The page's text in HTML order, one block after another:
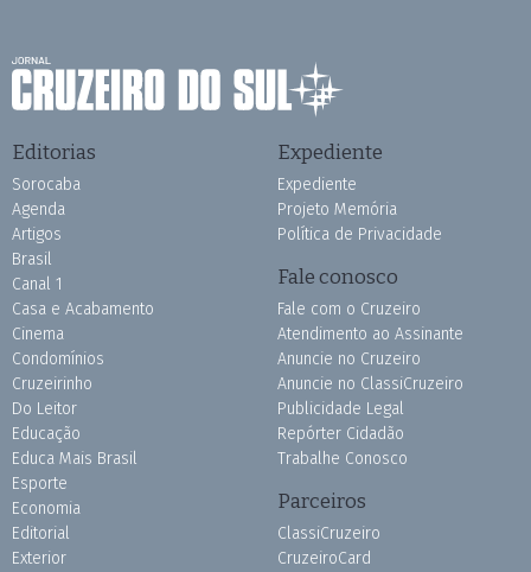
Editorias
Sorocaba
Agenda
Artigos
Brasil
Canal 1
Casa e Acabamento
Cinema
Condomínios
Cruzeirinho
Do Leitor
Educação
Educa Mais Brasil
Esporte
Economia
Editorial
Exterior
Expediente
Expediente
Projeto Memória
Política de Privacidade
Fale conosco
Fale com o Cruzeiro
Atendimento ao Assinante
Anuncie no Cruzeiro
Anuncie no ClassiCruzeiro
Publicidade Legal
Repórter Cidadão
Trabalhe Conosco
Parceiros
ClassiCruzeiro
CruzeiroCard